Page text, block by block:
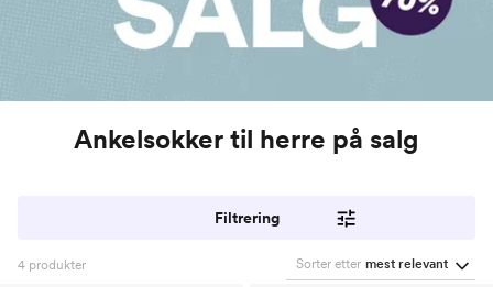
Ankelsokker til herre på salg
Filtrering
4 produkter Sorter etter mest relevant